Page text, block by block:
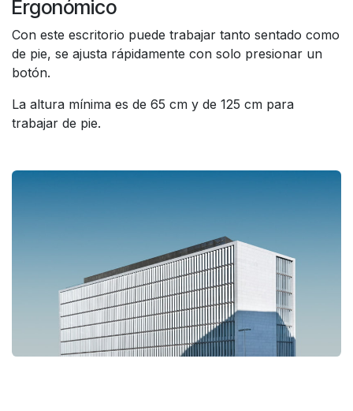
Ergonómico
Con este escritorio puede trabajar tanto sentado como
de pie, se ajusta rápidamente con solo presionar un
botón.
La altura mínima es de 65 cm y de 125 cm para
trabajar de pie.